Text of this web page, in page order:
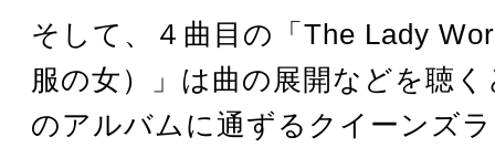
そして、４曲目の「The Lady
服の女）」は曲の展開などを聴
のアルバムに通ずるクイーンズ